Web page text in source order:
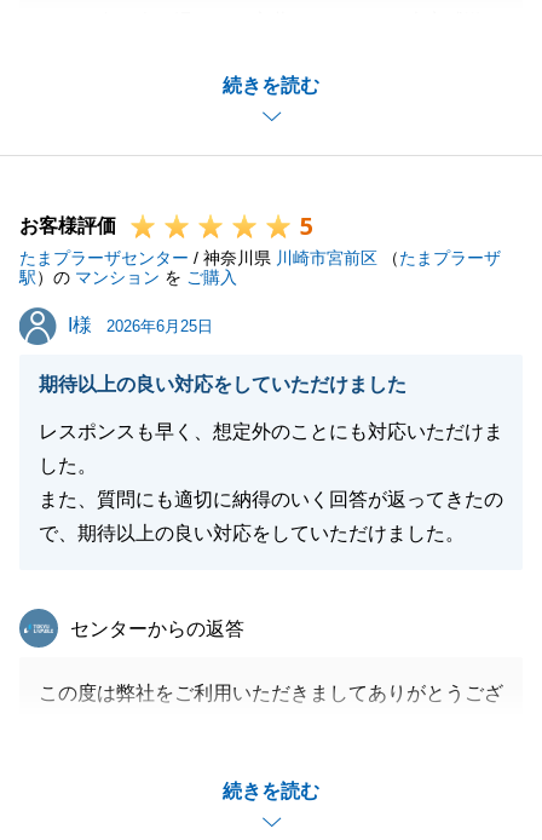
続きを読む
遠方からのお手続きということでご不安もあったかと
LINE等で迅速かつ密にご連絡をいただけたおかげ
T様の多大なるご協力に、心より感謝申し上げます。
T様の新生活が素晴らしいものとなりますよう、心よ
りお祈り申し上げます。
今後ともよろしくお願いいたします。
閉じる
お客様評価 5
たまプラーザセンター / 神奈川県 川崎市宮前区 （たまプラーザ
駅）の マンション を ご購入
I様
I様 2026年6月25日
期待以上の良い対応をしていただけました
レスポンスも早く、想定外のことにも対応いただけま
した。
また、質問にも適切に納得のいく回答が返ってきたの
で、期待以上の良い対応をしていただけました。
続きを読む
東急リバブル
センターからの返答
この度は弊社をご利用いただきましてありがとうござ
お取引を終えることができました。
今後も不動産のことでお困りのことがございました